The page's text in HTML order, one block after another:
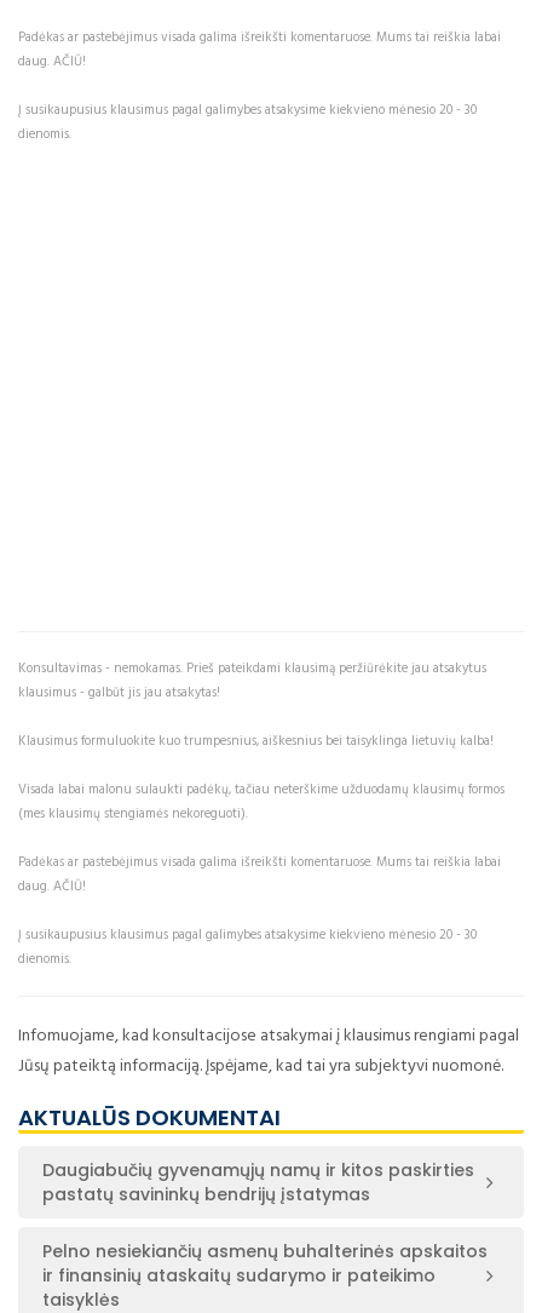
Padėkas ar pastebėjimus visada galima išreikšti komentaruose. Mums tai reiškia labai
daug. AČIŪ!
Į susikaupusius klausimus pagal galimybes atsakysime kiekvieno mėnesio 20 - 30
dienomis.
Konsultavimas - nemokamas. Prieš pateikdami klausimą peržiūrėkite jau atsakytus
klausimus - galbūt jis jau atsakytas!
Klausimus formuluokite kuo trumpesnius, aiškesnius bei taisyklinga lietuvių kalba!
Visada labai malonu sulaukti padėkų, tačiau neterškime užduodamų klausimų formos
(mes klausimų stengiamės nekoreguoti).
Padėkas ar pastebėjimus visada galima išreikšti komentaruose. Mums tai reiškia labai
daug. AČIŪ!
Į susikaupusius klausimus pagal galimybes atsakysime kiekvieno mėnesio 20 - 30
dienomis.
Infomuojame, kad konsultacijose atsakymai į klausimus rengiami pagal
Jūsų pateiktą informaciją. Įspėjame, kad tai yra subjektyvi nuomonė.
AKTUALŪS DOKUMENTAI
Daugiabučių gyvenamųjų namų ir kitos paskirties
pastatų savininkų bendrijų įstatymas
Pelno nesiekiančių asmenų buhalterinės apskaitos
ir finansinių ataskaitų sudarymo ir pateikimo
taisyklės